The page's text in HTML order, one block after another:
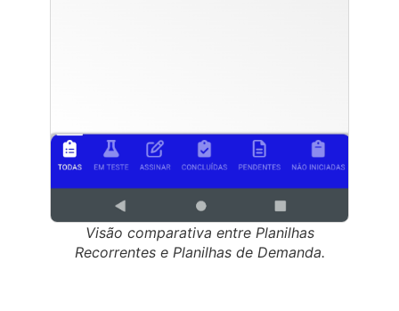
Visão comparativa entre Planilhas
Recorrentes e Planilhas de Demanda.